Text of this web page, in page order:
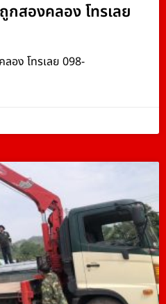
กสองคลอง โทรเลย
อง โทรเลย 098-